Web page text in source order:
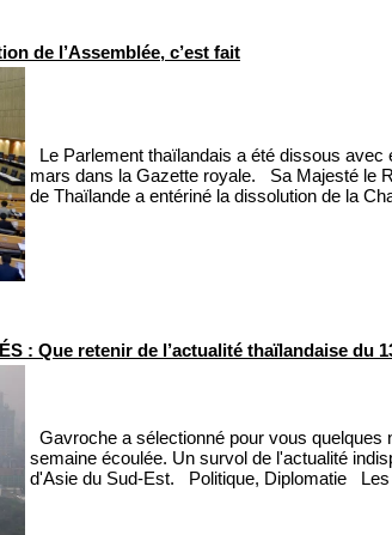
de l’Assemblée, c’est fait
Le Parlement thaïlandais a été dissous
mars dans la Gazette royale. Sa Majesté le
de Thaïlande a entériné la dissolution de la
: Que retenir de l’actualité thaïlandaise du
Gavroche a sélectionné pour vous
semaine écoulée. Un survol de l'actualité
d'Asie du Sud-Est. Politique, Diplomatie Les